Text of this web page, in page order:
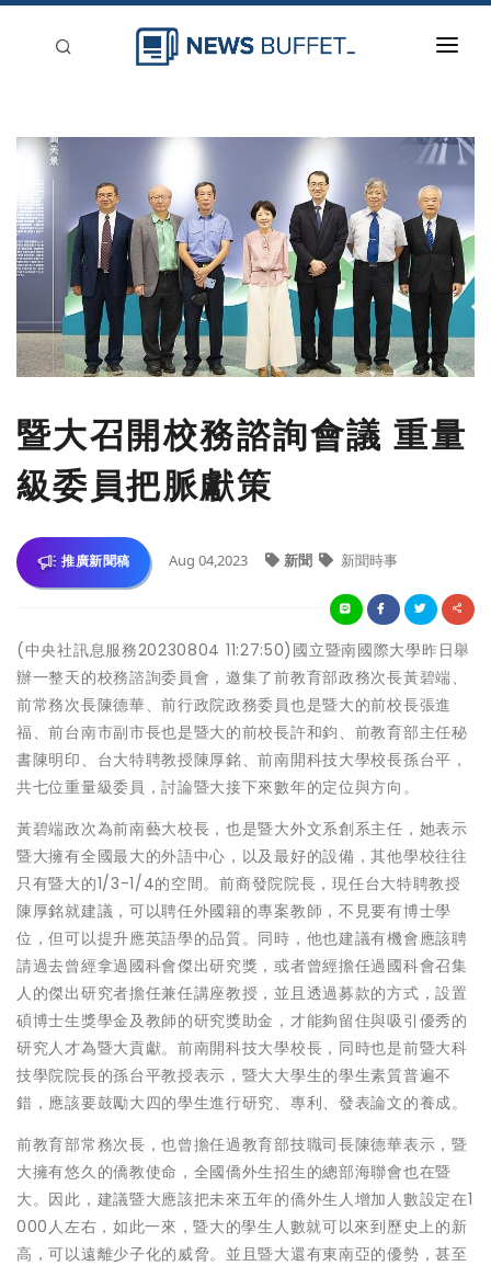
新聞稿分類
刊登
暨大召開校務諮詢會議 重量
級委員把脈獻策
推廣新聞稿 Aug 04,2023 新聞 新聞時事
(中央社訊息服務20230804 11:27:50)國立暨南國際大學昨日舉
辦一整天的校務諮詢委員會，邀集了前教育部政務次長黃碧端、
前常務次長陳德華、前行政院政務委員也是暨大的前校長張進
福、前台南市副市長也是暨大的前校長許和鈞、前教育部主任秘
書陳明印、台大特聘教授陳厚銘、前南開科技大學校長孫台平，
共七位重量級委員，討論暨大接下來數年的定位與方向。
黃碧端政次為前南藝大校長，也是暨大外文系創系主任，她表示
暨大擁有全國最大的外語中心，以及最好的設備，其他學校往往
只有暨大的1/3-1/4的空間。前商發院院長，現任台大特聘教授
陳厚銘就建議，可以聘任外國籍的專案教師，不見要有博士學
位，但可以提升應英語學的品質。同時，他也建議有機會應該聘
請過去曾經拿過國科會傑出研究獎，或者曾經擔任過國科會召集
人的傑出研究者擔任兼任講座教授，並且透過募款的方式，設置
碩博士生獎學金及教師的研究獎助金，才能夠留住與吸引優秀的
研究人才為暨大貢獻。前南開科技大學校長，同時也是前暨大科
技學院院長的孫台平教授表示，暨大大學生的學生素質普遍不
錯，應該要鼓勵大四的學生進行研究、專利、發表論文的養成。
前教育部常務次長，也曾擔任過教育部技職司長陳德華表示，暨
大擁有悠久的僑教使命，全國僑外生招生的總部海聯會也在暨
大。因此，建議暨大應該把未來五年的僑外生人增加人數設定在1
000人左右，如此一來，暨大的學生人數就可以來到歷史上的新
高，可以遠離少子化的威脅。並且暨大還有東南亞的優勢，甚至